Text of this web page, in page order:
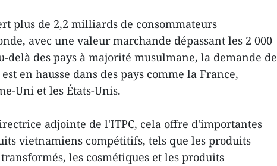
plus de 2,2 milliards de consommateurs
avec une valeur marchande dépassant les 2 000
des pays à majorité musulmane, la demande de
en hausse dans des pays comme la France,
Uni et les États-Unis.
adjointe de l'ITPC, cela offre d'importantes
vietnamiens compétitifs, tels que les produits
les cosmétiques et les produits